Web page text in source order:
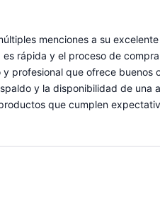
menciones a su
rápida y el proceso de
profesional que ofrece buenos
y la disponibilidad de una
que cumplen